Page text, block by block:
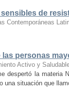
de
Contemporáneas
personas
Activo y
despertó la materia
una situación que